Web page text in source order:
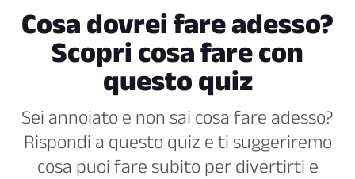
Cosa dovrei fare adesso?
Scopri cosa fare con
questo quiz
Sei annoiato e non sai cosa fare adesso?
Rispondi a questo quiz e ti suggeriremo
cosa puoi fare subito per divertirti e